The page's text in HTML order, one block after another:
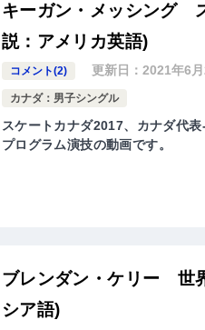
キーガン・メッシング
説：アメリカ英語)
コメント(2) 更新日：2021年6月
カナダ：男子シングル
スケートカナダ2017、カナダ代
プログラム演技の動画です。
ブレンダン・ケリー
シア語)